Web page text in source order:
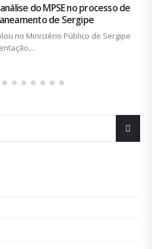
do MPSE no processo de
de Sergipe
no Ministério Público de Sergipe